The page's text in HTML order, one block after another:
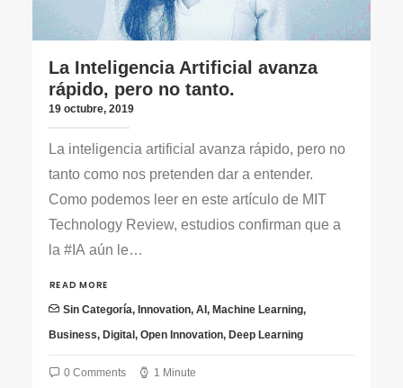
La Inteligencia Artificial avanza
rápido, pero no tanto.
19 octubre, 2019
La inteligencia artificial avanza rápido, pero no
tanto como nos pretenden dar a entender.
Como podemos leer en este artículo de MIT
Technology Review, estudios confirman que a
la #IA aún le…
READ MORE
Sin Categoría, Innovation, AI , Machine Learning,
Business, Digital , Open Innovation, Deep Learning
0 Comments 1 Minute